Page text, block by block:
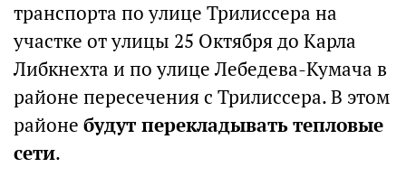
транспорта по улице Трилиссера на
участке от улицы 25 Октября до Карла
Либкнехта и по улице Лебедева-Кумача в
районе пересечения с Трилиссера. В этом
районе будут перекладывать тепловые
сети.